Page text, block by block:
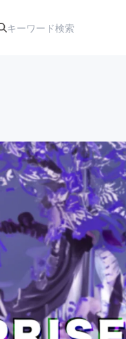
アート・写真
テクノロジー・ガジェット
映像・映画
ビジネス・起業
まちづくり・地域活性化